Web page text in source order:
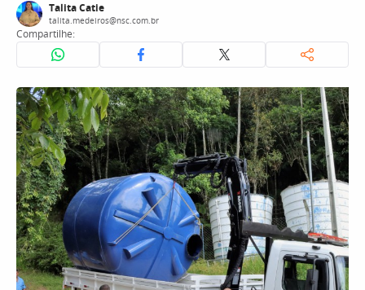
Talita Catie
talita.medeiros@nsc.com.br
Compartilhe: